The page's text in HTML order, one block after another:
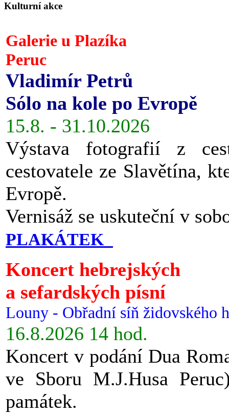
Kulturní akce
Galerie u Plazíka
Peruc
Vladimír Petrů
Sólo na kole po Evropě
15.8. - 31.10.2026
Výstava fotografií z
cestovatele ze Slavětína,
Evropě.
Vernisáž se uskuteční v
PLAKÁTEK
Koncert hebrejských
a sefardských písní
Louny - Obřadní síň židovského
16.8.2026 14 hod.
Koncert v podání Dua
ve Sboru M.J.Husa
památek.